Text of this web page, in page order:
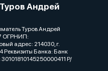
Андрей
Туров Андрей
ОГРНИП:
адрес: 214030, г.
Реквизиты Банка: Банк
Р/